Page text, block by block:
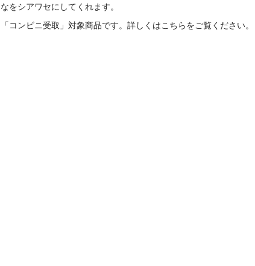
なをシアワセにしてくれます。
「コンビニ受取」対象商品です。詳しくはこちらをご覧ください。